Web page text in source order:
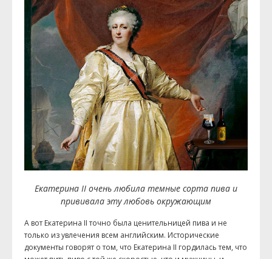
Екатерина II очень любила темные сорта пива и
прививала эту любовь окружающим
А вот Екатерина II точно была ценительницей пива и не
только из увлечения всем английским. Исторические
документы говорят о том, что Екатерина II гордилась тем, что